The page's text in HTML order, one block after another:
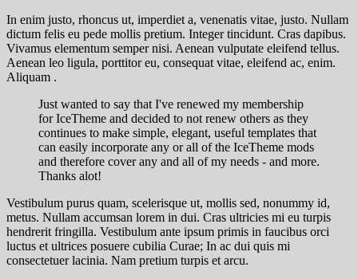
In enim justo, rhoncus ut, imperdiet a, venenatis vitae, justo. Nullam
dictum felis eu pede mollis pretium. Integer tincidunt. Cras dapibus.
Vivamus elementum semper nisi. Aenean vulputate eleifend tellus.
Aenean leo ligula, porttitor eu, consequat vitae, eleifend ac, enim.
Aliquam .
Just wanted to say that I've renewed my membership
for IceTheme and decided to not renew others as they
continues to make simple, elegant, useful templates that
can easily incorporate any or all of the IceTheme mods
and therefore cover any and all of my needs - and more.
Thanks alot!
Vestibulum purus quam, scelerisque ut, mollis sed, nonummy id,
metus. Nullam accumsan lorem in dui. Cras ultricies mi eu turpis
hendrerit fringilla. Vestibulum ante ipsum primis in faucibus orci
luctus et ultrices posuere cubilia Curae; In ac dui quis mi
consectetuer lacinia. Nam pretium turpis et arcu.